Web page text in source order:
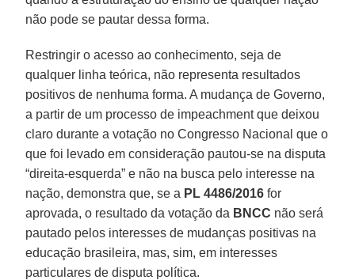
não pode se pautar dessa forma.
Restringir o acesso ao conhecimento, seja de
qualquer linha teórica, não representa resultados
positivos de nenhuma forma. A mudança de Governo,
a partir de um processo de impeachment que deixou
claro durante a votação no Congresso Nacional que o
que foi levado em consideração pautou-se na disputa
“direita-esquerda” e não na busca pelo interesse na
nação, demonstra que, se a PL 4486/2016 for
aprovada, o resultado da votação da BNCC não será
pautado pelos interesses de mudanças positivas na
educação brasileira, mas, sim, em interesses
particulares de disputa política.